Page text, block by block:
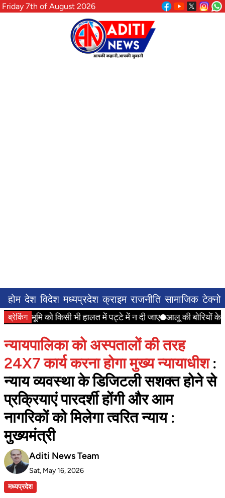
Friday 7th of August 2026
होम देश विदेश मध्यप्रदेश क्राइम राजनीति सामाजिक
ब्रेकिंग
भूमि को किसी भी हालत में पट्टे में न दी जाए आलू की बोरियों के बीच ले
न्यायपालिका को अस्पतालों की तरह
24X7 कार्य करना होगा मुख्य न्यायाधीश:
न्याय व्यवस्था के डिजिटली सशक्त होने से
प्रक्रियाएं पारदर्शी होंगी और आम
नागरिकों को मिलेगा त्वरित न्याय :
मुख्यमंत्री
Aditi News Team
Sat, May 16, 2026
मध्यप्रदेश